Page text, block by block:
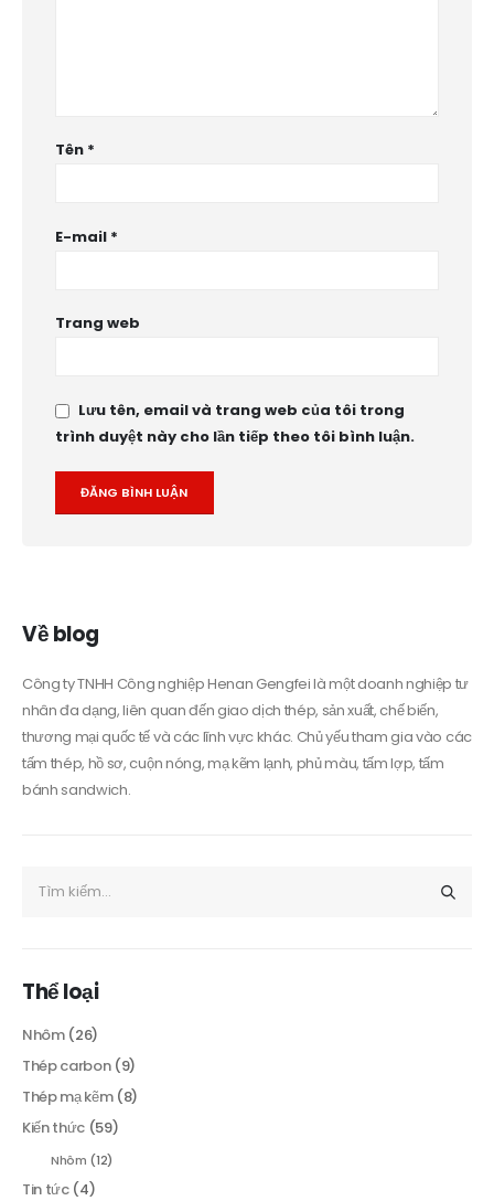
Tên *
E-mail *
Trang web
Lưu tên, email và trang web của tôi trong
trình duyệt này cho lần tiếp theo tôi bình luận.
Về blog
Công ty TNHH Công nghiệp Henan Gengfei là một doanh nghiệp tư
nhân đa dạng, liên quan đến giao dịch thép, sản xuất, chế biến,
thương mại quốc tế và các lĩnh vực khác. Chủ yếu tham gia vào các
tấm thép, hồ sơ, cuộn nóng, mạ kẽm lạnh, phủ màu, tấm lợp, tấm
bánh sandwich.
Thể loại
Nhôm(26)
Thép carbon(9)
Thép mạ kẽm(8)
Kiến thức (59)
Nhôm (12)
Tin tức(4)